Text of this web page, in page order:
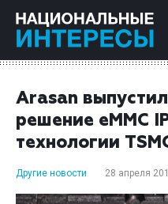
Arasan
решение eMMC
технологии
Другие новости 28 апреля